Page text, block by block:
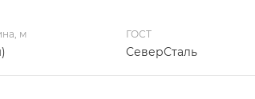
м ГОСТ
СеверСталь